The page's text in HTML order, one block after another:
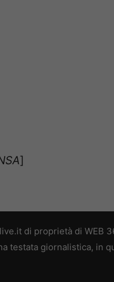
]
di proprietà di WEB
testata giornalistica, in